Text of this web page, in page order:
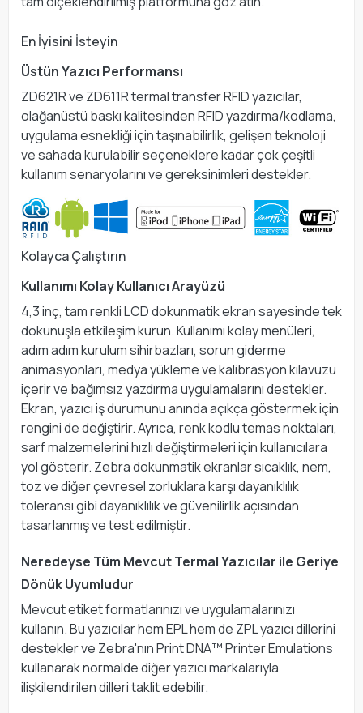
En İyisini İsteyin
Üstün Yazıcı Performansı
ZD621R ve ZD611R termal transfer RFID yazıcılar,
olağanüstü baskı kalitesinden RFID yazdırma/kodlama,
uygulama esnekliği için taşınabilirlik, gelişen teknoloji
ve sahada kurulabilir seçeneklere kadar çok çeşitli
kullanım senaryolarını ve gereksinimleri destekler.
Kolayca Çalıştırın
Kullanımı Kolay Kullanıcı Arayüzü
4,3 inç, tam renkli LCD dokunmatik ekran sayesinde tek
dokunuşla etkileşim kurun. Kullanımı kolay menüleri,
adım adım kurulum sihirbazları, sorun giderme
animasyonları, medya yükleme ve kalibrasyon kılavuzu
içerir ve bağımsız yazdırma uygulamalarını destekler.
Ekran, yazıcı iş durumunu anında açıkça göstermek için
rengini de değiştirir. Ayrıca, renk kodlu temas noktaları,
sarf malzemelerini hızlı değiştirmeleri için kullanıcılara
yol gösterir. Zebra dokunmatik ekranlar sıcaklık, nem,
toz ve diğer çevresel zorluklara karşı dayanıklılık
toleransı gibi dayanıklılık ve güvenilirlik açısından
tasarlanmış ve test edilmiştir.
Neredeyse Tüm Mevcut Termal Yazıcılar ile Geriye
Dönük Uyumludur
Mevcut etiket formatlarınızı ve uygulamalarınızı
kullanın. Bu yazıcılar hem EPL hem de ZPL yazıcı dillerini
destekler ve Zebra'nın Print DNA™ Printer Emulations
kullanarak normalde diğer yazıcı markalarıyla
ilişkilendirilen dilleri taklit edebilir.